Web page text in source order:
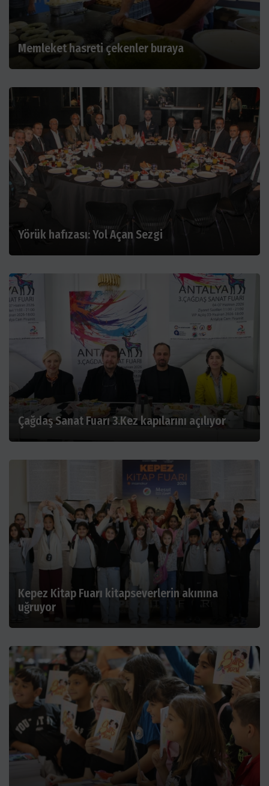
Memleket hasreti çekenler buraya
Yörük hafızası: Yol Açan Sezgi
Çağdaş Sanat Fuarı 3.Kez kapılarını açılıyor
Kepez Kitap Fuarı kitapseverlerin akınına
uğruyor